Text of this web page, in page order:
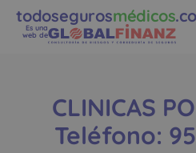
todosegurosmédicos
Es una
web de
CLINICAS
Teléfono: